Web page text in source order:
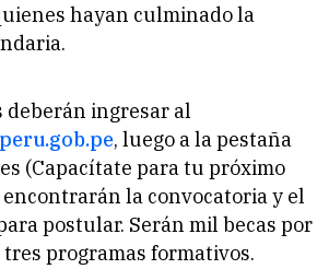
hayan culminado la
deberán ingresar al
, luego a la pestaña
(Capacítate para tu próximo
encontrarán la convocatoria y el
postular. Serán mil becas por
tres programas formativos.